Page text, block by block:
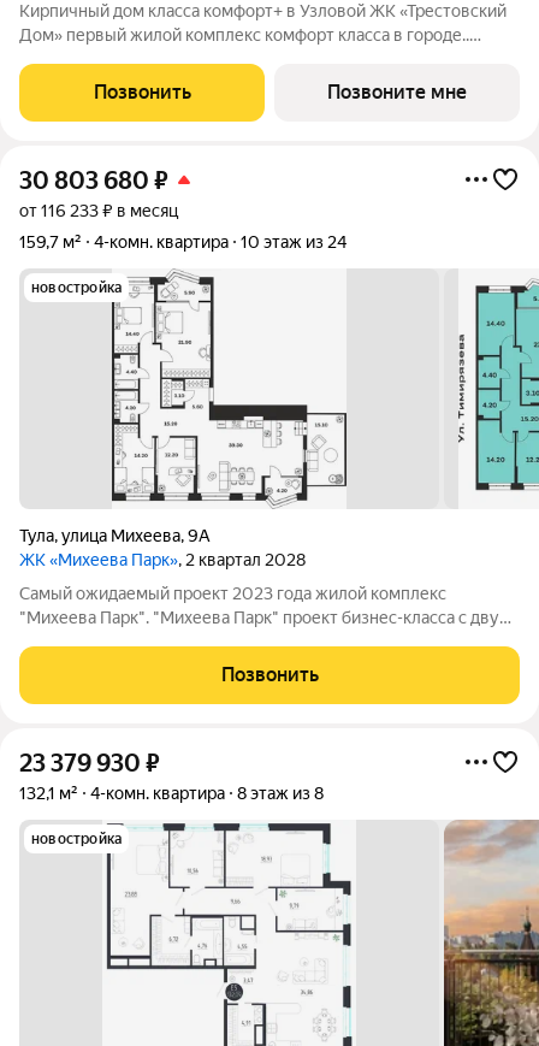
Кирпичный дом класса комфорт+ в Узловой ЖК «Трестовский
Дом» первый жилой комплекс комфорт класса в городе..
Кирпично-монолитный дом выполнен в современном стиле, с
теплым натуральным кирпичом
Позвонить Позвоните мне
30 803 680 ₽
от 116 233 ₽ в месяц
159,7 м²
4-комн. квартира 10 этаж из 24
новостройка
Тула,улица Михеева,9А
ЖК «Михеева Парк», 2 квартал 2028
Самый ожидаемый проект 2023 года жилой комплекс
"Михеева Парк". "Михеева Парк" проект бизнес-класса с двумя
настоящий рай для семейных прогулок и отдыха вдали от
шумного города. К особенностям
Позвонить
23 379 930 ₽
132,1 м² 4-комн. квартира 8 этаж из 8
новостройка